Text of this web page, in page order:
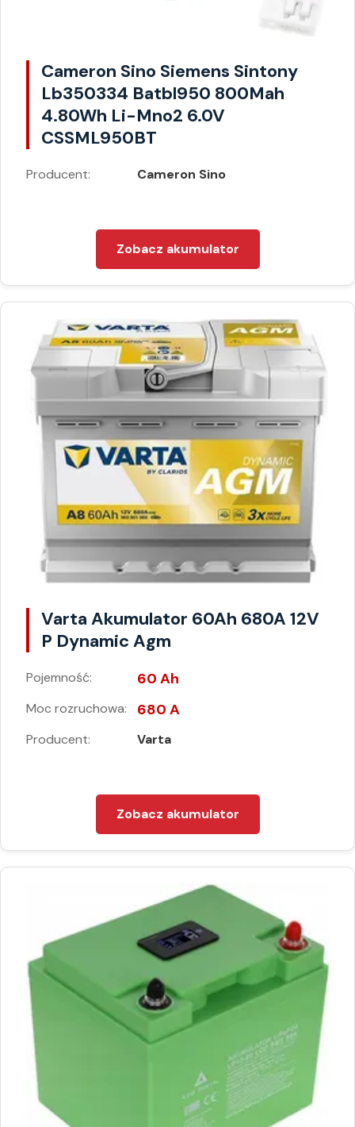
Cameron Sino Siemens Sintony
Lb350334 Batbl950 800Mah
4.80Wh Li-Mno2 6.0V
CSSML950BT
Producent: Cameron Sino
Zobacz akumulator
Varta Akumulator 60Ah 680A 12V
P Dynamic Agm
Pojemność: 60 Ah
Moc rozruchowa: 680 A
Producent: Varta
Zobacz akumulator